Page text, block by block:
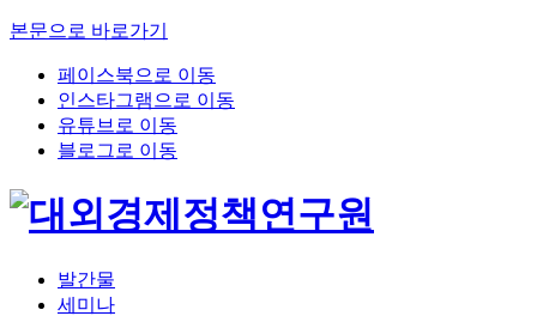
본문으로 바로가기
페이스북으로 이동
인스타그램으로 이동
유튜브로 이동
블로그로 이동
발간물
세미나